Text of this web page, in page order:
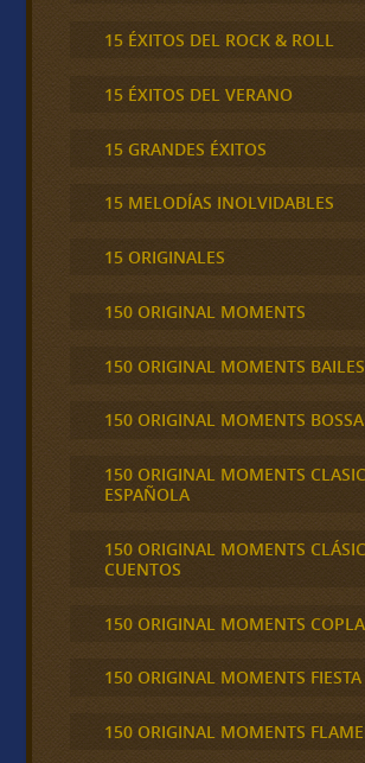
15 ÉXITOS DEL ROCK & ROLL
15 ÉXITOS DEL VERANO
15 GRANDES ÉXITOS
15 MELODÍAS INOLVIDABLES
15 ORIGINALES
150 ORIGINAL MOMENTS
150 ORIGINAL MOMENTS
150 ORIGINAL MOMENTS BOSSA
150 ORIGINAL MOMENTS
ESPAÑOLA
150 ORIGINAL MOMENTS
CUENTOS
150 ORIGINAL MOMENTS COPLA
150 ORIGINAL MOMENTS
150 ORIGINAL MOMENTS